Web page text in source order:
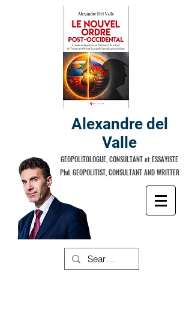
Alexandre del
Valle
GEOPOLITOLOGUE, CONSULTANT et ESSAYISTE
Phd. GEOPOLITIST, CONSULTANT AND WRITTER